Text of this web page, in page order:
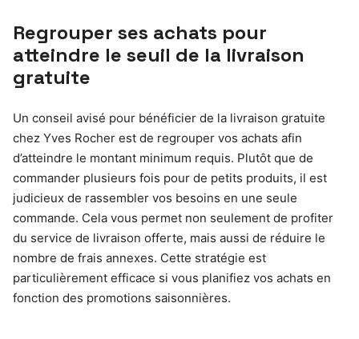
Regrouper ses achats pour
atteindre le seuil de la livraison
gratuite
Un conseil avisé pour bénéficier de la livraison gratuite
chez Yves Rocher est de regrouper vos achats afin
d’atteindre le montant minimum requis. Plutôt que de
commander plusieurs fois pour de petits produits, il est
judicieux de rassembler vos besoins en une seule
commande. Cela vous permet non seulement de profiter
du service de livraison offerte, mais aussi de réduire le
nombre de frais annexes. Cette stratégie est
particulièrement efficace si vous planifiez vos achats en
fonction des promotions saisonnières.